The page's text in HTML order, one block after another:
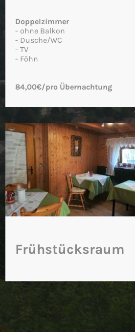
Doppelzimmer
- ohne Balkon
- Dusche/WC
- TV
- Föhn
84,00€/pro Übernachtung
Frühstücksraum